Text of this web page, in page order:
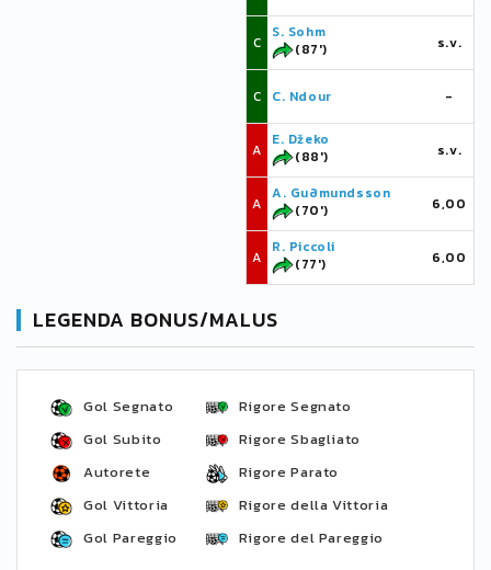
C
S. Sohm
(87')
s.v.
C C. Ndour -
A
E. Džeko
(88')
s.v.
A
A. Guðmundsson
(70')
6,00
A
R. Piccoli
(77')
6,00
LEGENDA BONUS/MALUS
Gol Segnato
Gol Subito
Autorete
Gol Vittoria
Gol Pareggio
Rigore Segnato
Rigore Sbagliato
Rigore Parato
Rigore della Vittoria
Rigore del Pareggio